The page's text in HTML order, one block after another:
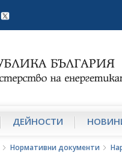
ДЕЙНОСТИ
Нормативни документи